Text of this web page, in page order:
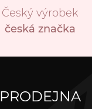
Český výrobek
česká značka
PRODEJNA